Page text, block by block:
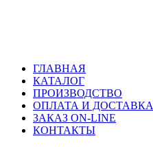
ГЛАВНАЯ
КАТАЛОГ
ПРОИЗВОДСТВО
ОПЛАТА И ДОСТАВКА
ЗАКАЗ ON-LINE
КОНТАКТЫ